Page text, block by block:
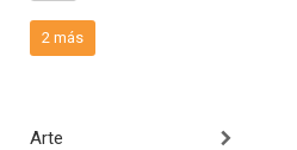
2 más
Arte